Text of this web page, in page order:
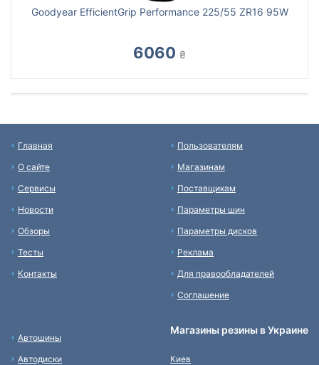
Goodyear EfficientGrip Performance 225/55 ZR16 95W
6060 ₴
Главная
О сайте
Сервисы
Новости
Обзоры
Тесты
Контакты
Пользователям
Магазинам
Поставщикам
Параметры шин
Параметры дисков
Реклама
Для правообладателей
Соглашение
Автошины
Автодиски
Магазины резины в Украине
Киев